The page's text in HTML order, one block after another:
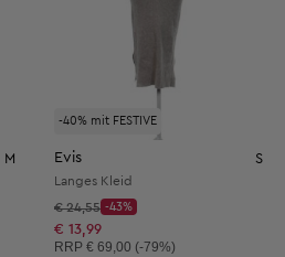
M
-40% mit FESTIVE
Evis S
Langes Kleid
Startpreis:
€ 24,55
Discount Price:
-43%
Reduzierter Preis:
€ 13,99
Unverbindliche Preisempfehlung:
RRP € 69,00 (-79%)